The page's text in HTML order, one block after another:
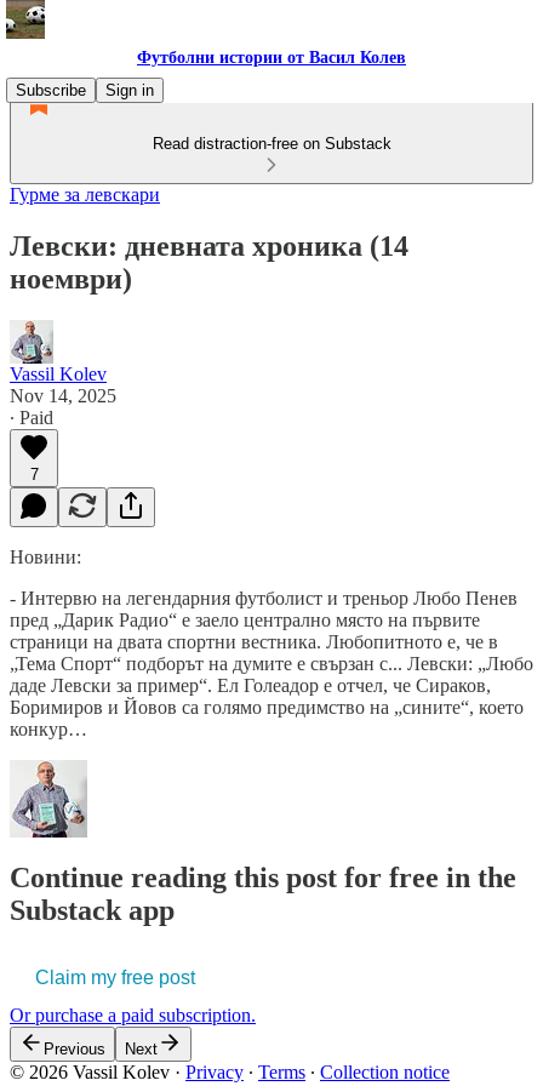
Футболни истории от Васил Колев
Subscribe
Sign in
Read distraction-free on Substack
Гурме за левскари
Левски: дневната хроника (14
ноември)
Vassil Kolev
Nov 14, 2025
∙ Paid
7
Новини:
- Интервю на легендарния футболист и треньор Любо Пенев
пред „Дарик Радио“ е заело централно място на първите
страници на двата спортни вестника. Любопитното е, че в
„Тема Спорт“ подборът на думите е свързан с... Левски: „Любо
даде Левски за пример“. Ел Голеадор е отчел, че Сираков,
Боримиров и Йовов са голямо предимство на „сините“, което
конкур…
Continue reading this post for free in the
Substack app
Claim my free post
Or purchase a paid subscription.
Previous Next
© 2026 Vassil Kolev · Privacy ∙ Terms ∙ Collection notice